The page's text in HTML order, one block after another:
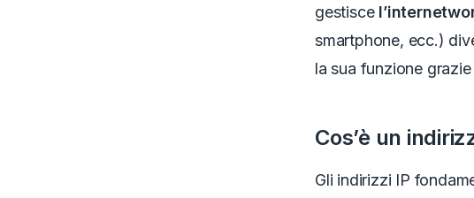
gestisce
smartphone, ecc.)
la sua funzione
Cos’è un
Gli indirizzi IP